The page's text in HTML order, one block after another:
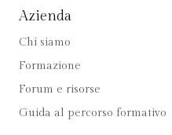
Azienda
Chi siamo
Formazione
Forum e risorse
Guida al percorso formativo